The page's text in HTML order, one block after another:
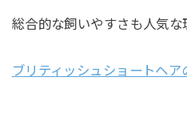
総合的な飼いやすさも人気な
ブリティッシュショートヘ